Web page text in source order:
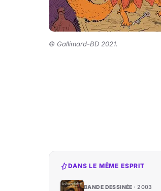
© Gallimard-BD 2021.
DANS LE MÊME ESPRIT
BANDE DESSINÉE 2003